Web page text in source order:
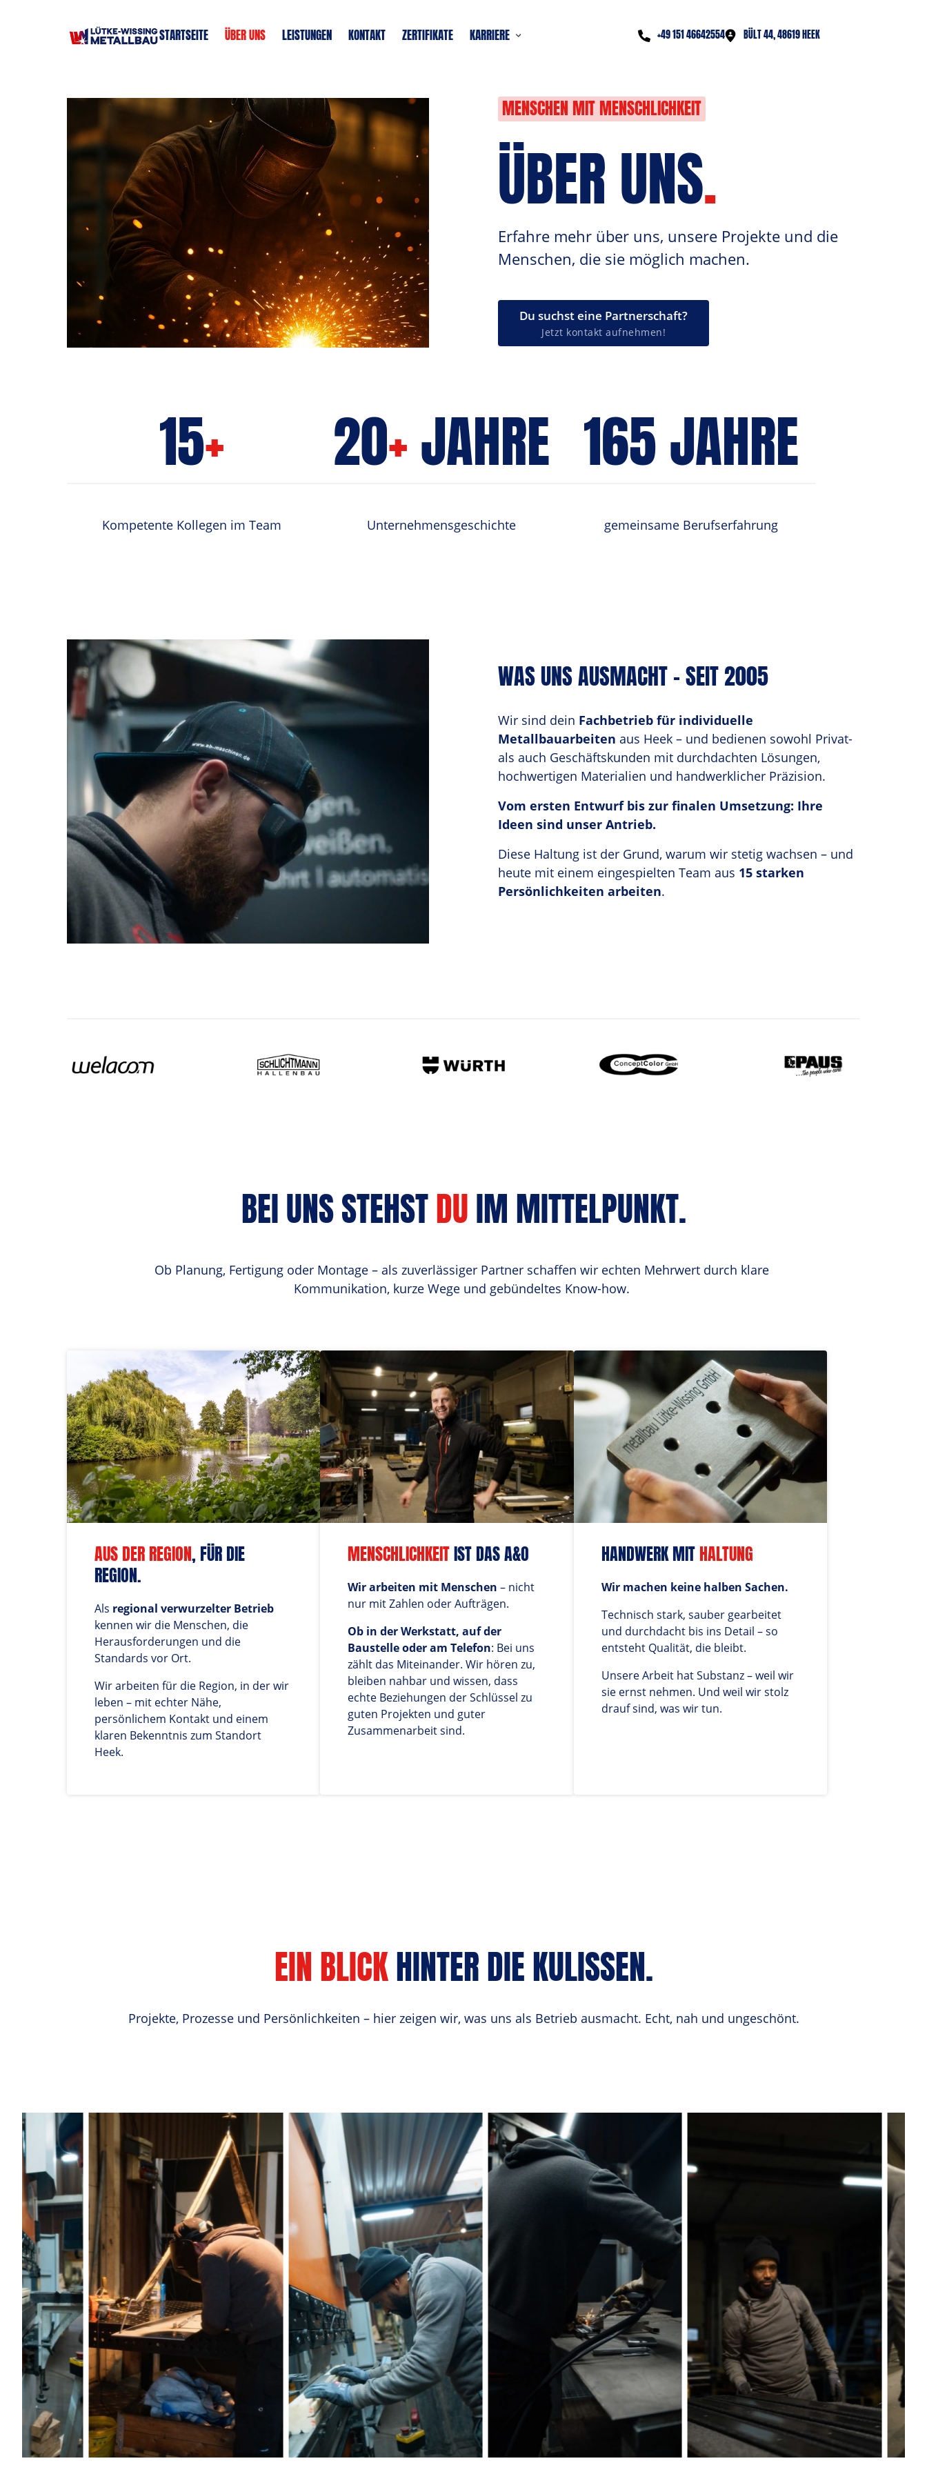
STARTSEITE ÜBER UNS LEISTUNGEN KONTAKT ZERTIFIKATE KARRIERE ‭+49 151 46642554‬ BÜLT 44, 48619 HEEK
MENSCHEN MIT MENSCHLICHKEIT
ÜBER UNS.
Erfahre mehr über uns, unsere Projekte und die
Menschen, die sie möglich machen.
Du suchst eine Partnerschaft?
Jetzt kontakt aufnehmen!
15+
Kompetente Kollegen im Team
20+ JAHRE
Unternehmensgeschichte
165 JAHRE
gemeinsame Berufserfahrung
WAS UNS AUSMACHT – SEIT 2005
Wir sind dein Fachbetrieb für individuelle
Metallbauarbeiten aus Heek – und bedienen sowohl Privat-
als auch Geschäftskunden mit durchdachten Lösungen,
hochwertigen Materialien und handwerklicher Präzision.
Vom ersten Entwurf bis zur finalen Umsetzung: Ihre
Ideen sind unser Antrieb.
Diese Haltung ist der Grund, warum wir stetig wachsen – und
heute mit einem eingespielten Team aus 15 starken
Persönlichkeiten arbeiten.
BEI UNS STEHST DU IM MITTELPUNKT.
Ob Planung, Fertigung oder Montage – als zuverlässiger Partner schaffen wir echten Mehrwert durch klare
Kommunikation, kurze Wege und gebündeltes Know-how.
AUS DER REGION, FÜR DIE
REGION.
Als regional verwurzelter Betrieb
kennen wir die Menschen, die
Herausforderungen und die
Standards vor Ort.
Wir arbeiten für die Region, in der wir
leben – mit echter Nähe,
persönlichem Kontakt und einem
klaren Bekenntnis zum Standort
Heek.
MENSCHLICHKEIT IST DAS A&O
Wir arbeiten mit Menschen – nicht
nur mit Zahlen oder Aufträgen.
Ob in der Werkstatt, auf der
Baustelle oder am Telefon: Bei uns
zählt das Miteinander. Wir hören zu,
bleiben nahbar und wissen, dass
echte Beziehungen der Schlüssel zu
guten Projekten und guter
Zusammenarbeit sind.
HANDWERK MIT HALTUNG
Wir machen keine halben Sachen.
Technisch stark, sauber gearbeitet
und durchdacht bis ins Detail – so
entsteht Qualität, die bleibt.
Unsere Arbeit hat Substanz – weil wir
sie ernst nehmen. Und weil wir stolz
drauf sind, was wir tun.
EINBLICK HINTER DIE KULISSEN.
Projekte, Prozesse und Persönlichkeiten – hier zeigen wir, was uns als Betrieb ausmacht. Echt, nah und ungeschönt.
SCHLOSSER